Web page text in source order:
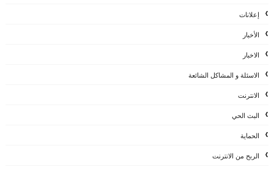
إعلانات
الأخبار
الاخبار
الاسئلة و المشاكل الشائعة
الانترنت
البث الحي
الحماية
الربح من الانترنت